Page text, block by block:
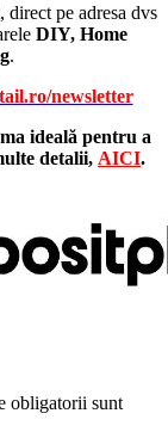
pe adresa dvs
DIY, Home
.
newsletter
ideală pentru a
detalii, AICI.
obligatorii sunt